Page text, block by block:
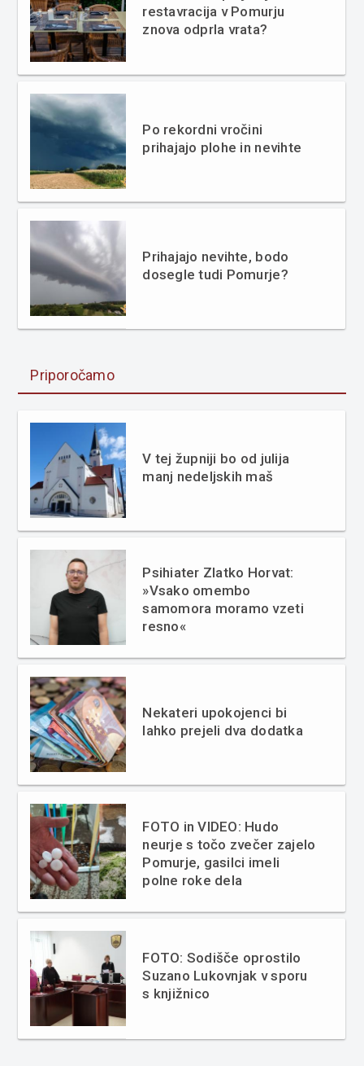
restavracija v Pomurju
znova odprla vrata?
Po rekordni vročini
prihajajo plohe in nevihte
Prihajajo nevihte, bodo
dosegle tudi Pomurje?
Priporočamo
V tej župniji bo od julija
manj nedeljskih maš
Psihiater Zlatko Horvat:
»Vsako omembo
samomora moramo vzeti
resno«
Nekateri upokojenci bi
lahko prejeli dva dodatka
FOTO in VIDEO: Hudo
neurje s točo zvečer zajelo
Pomurje, gasilci imeli
polne roke dela
FOTO: Sodišče oprostilo
Suzano Lukovnjak v sporu
s knjižnico